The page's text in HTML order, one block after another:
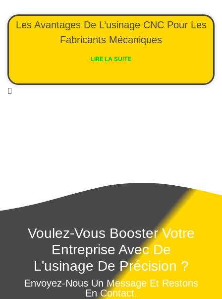
Les Avantages De L’usinage CNC Pour Les
Fabricants Mécaniques
LIRE LA SUITE
Voulez-Vous Booster Votre
Entreprise Avec De
L'usinage De Précision ?
Envoyez-Nous Un Message Et Restons
En Contact.